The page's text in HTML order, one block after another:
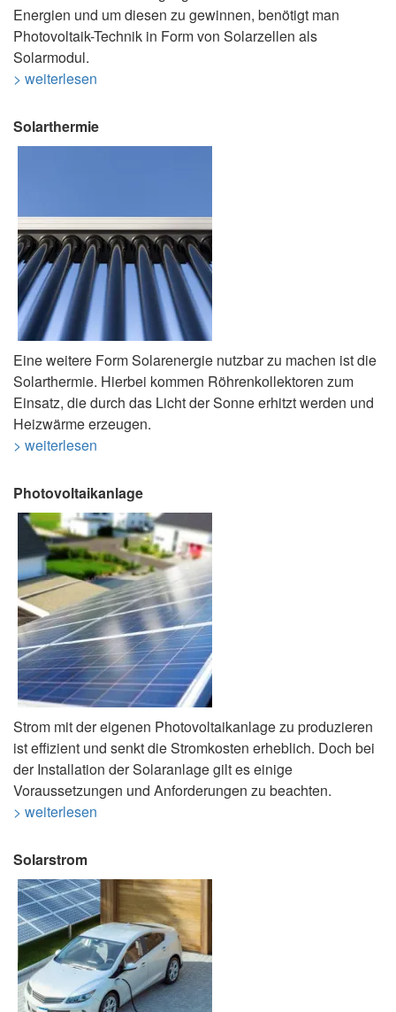
Energien und um diesen zu gewinnen, benötigt man
Photovoltaik-Technik in Form von Solarzellen als
Solarmodul.
> weiterlesen
Solarthermie
Eine weitere Form Solarenergie nutzbar zu machen ist die
Solarthermie. Hierbei kommen Röhrenkollektoren zum
Einsatz, die durch das Licht der Sonne erhitzt werden und
Heizwärme erzeugen.
> weiterlesen
Photovoltaikanlage
Strom mit der eigenen Photovoltaikanlage zu produzieren
ist effizient und senkt die Stromkosten erheblich. Doch bei
der Installation der Solaranlage gilt es einige
Voraussetzungen und Anforderungen zu beachten.
> weiterlesen
Solarstrom